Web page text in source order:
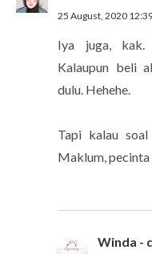
25 August, 2020
Iya juga, kak.
Kalaupun beli
dulu. Hehehe.
Tapi kalau
Maklum, pecinta
Winda -